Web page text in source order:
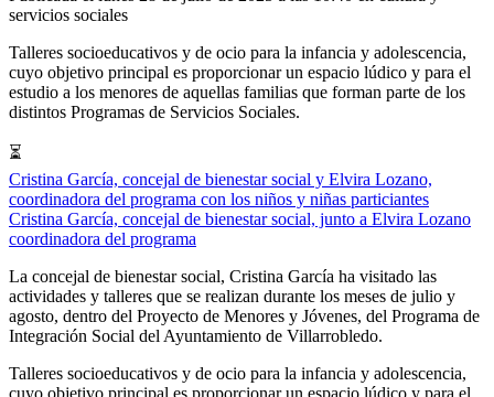
servicios sociales
Talleres socioeducativos y de ocio para la infancia y adolescencia,
cuyo objetivo principal es proporcionar un espacio lúdico y para el
estudio a los menores de aquellas familias que forman parte de los
distintos Programas de Servicios Sociales.
⏳
Cristina García, concejal de bienestar social y Elvira Lozano,
coordinadora del programa con los niños y niñas particiantes
Cristina García, concejal de bienestar social, junto a Elvira Lozano
coordinadora del programa
La concejal de bienestar social, Cristina García ha visitado las
actividades y talleres que se realizan durante los meses de julio y
agosto, dentro del Proyecto de Menores y Jóvenes, del Programa de
Integración Social del Ayuntamiento de Villarrobledo.
Talleres socioeducativos y de ocio para la infancia y adolescencia,
cuyo objetivo principal es proporcionar un espacio lúdico y para el